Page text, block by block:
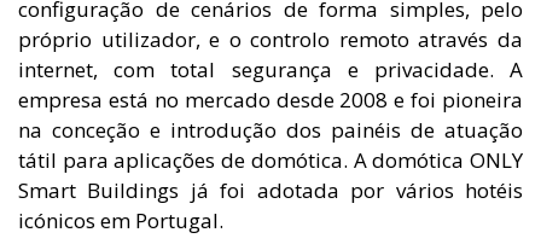
configuração de cenários de forma simples, pelo
próprio utilizador, e o controlo remoto através da
internet, com total segurança e privacidade. A
empresa está no mercado desde 2008 e foi pioneira
na conceção e introdução dos painéis de atuação
tátil para aplicações de domótica. A domótica ONLY
Smart Buildings já foi adotada por vários hotéis
icónicos em Portugal.